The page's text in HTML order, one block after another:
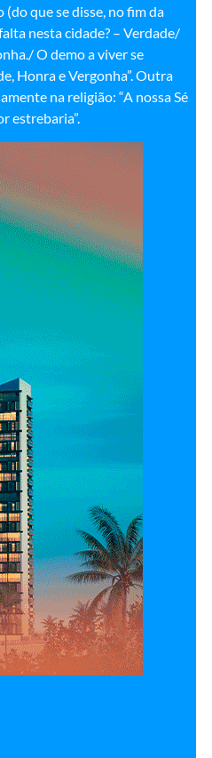
que se disse, no fim da
nesta cidade? – Verdade/
O demo a viver se
Honra e Vergonha”. Outra
na religião: “A nossa Sé
estrebaria”.